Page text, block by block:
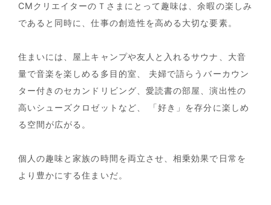
CMクリエイターのＴさまにとって趣味は、余暇の楽しみ
であると同時に、仕事の創造性を高める大切な要素。
住まいには、屋上キャンプや友人と入れるサウナ、 大音
量で音楽を楽しめる多目的室、
夫婦で語らうバーカウン
ター付きのセカンドリビング、愛読書の部屋、演出性の
高いシューズクロゼットなど、
「好き」を存分に楽しめ
る空間が広がる。
個人の趣味と家族の時間を両立させ、相乗効果で日常を
より豊かにする住まいだ。